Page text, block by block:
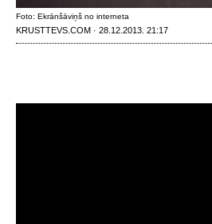
Foto: Ekrānšāviņš no interneta
KRUSTTEVS.COM · 28.12.2013. 21:17